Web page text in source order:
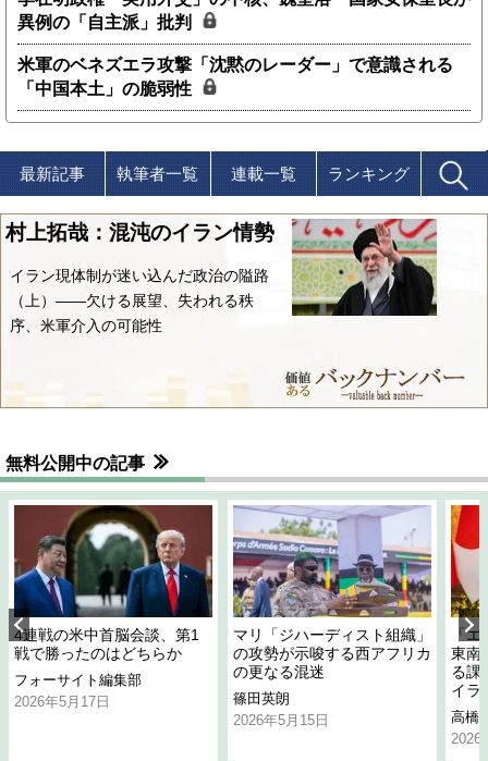
異例の「自主派」批判
米軍のベネズエラ攻撃「沈黙のレーダー」で意識される
「中国本土」の脆弱性
最新記事 執筆者一覧 連載一覧 ランキング
村上拓哉：混沌のイラン情勢
イラン現体制が迷い込んだ政治の隘路
（上）――欠ける展望、失われる秩
序、米軍介入の可能性
無料公開中の記事
4連戦の米中首脳会談、第1
戦で勝ったのはどちらか
フォーサイト編集部
2026年5月17日
マリ「ジハーディスト組織」
の攻勢が示唆する西アフリカ
の更なる混迷
篠田英朗
2026年5月15日
「
東南
る課
イラ
高橋
2026